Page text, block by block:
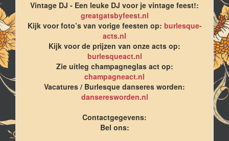
Vintage DJ - Een leuke DJ voor je vintage feest!:
greatgatsbyfeest.nl
Kijk voor foto’s van vorige feesten op: burlesque-
acts.nl
Kijk voor de prijzen van onze acts op:
burlesqueact.nl
Zie uitleg champagneglas act op:
champagneact.nl
Vacatures / Burlesque danseres worden:
danseresworden.nl
Contactgegevens:
Bel ons: